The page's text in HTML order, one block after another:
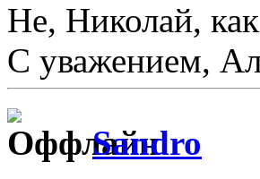
Не, Николай,
С уважением,
Sandro